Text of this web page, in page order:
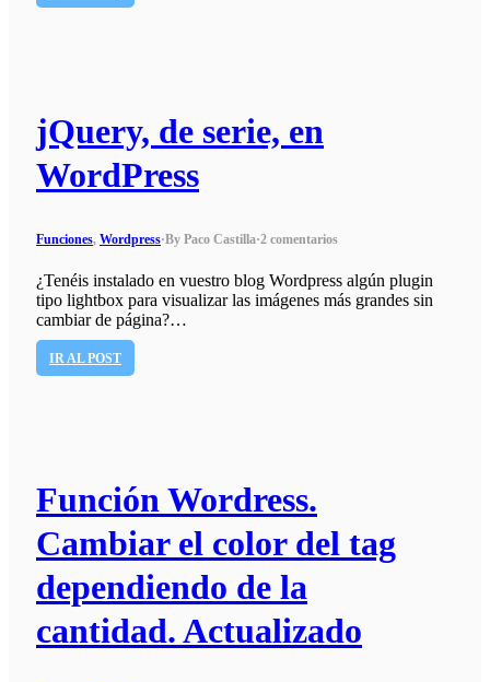
jQuery, de serie, en
WordPress
Funciones, Wordpress·By Paco Castilla·2 comentarios
¿Tenéis instalado en vuestro blog Wordpress algún plugin
tipo lightbox para visualizar las imágenes más grandes sin
cambiar de página?…
IR AL POST
Función Wordress.
Cambiar el color del tag
dependiendo de la
cantidad. Actualizado